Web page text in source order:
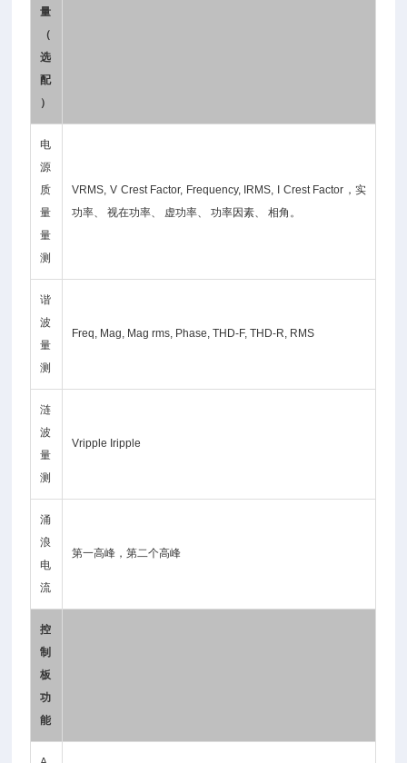
量
（
选
配
）
电
源
质
量
量
测
VRMS, V Crest Factor, Frequency, IRMS, I Crest Factor，实
功率、 视在功率、 虚功率、 功率因素、 相角。
谐
波
量
测
Freq, Mag, Mag rms, Phase, THD-F, THD-R, RMS
涟
波
量
测
Vripple Iripple
涌
浪
电
流
第一高峰，第二个高峰
控
制
板
功
能